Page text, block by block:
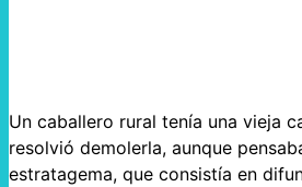
Un caballero rural tenía una vieja
resolvió demolerla, aunque
estratagema, que consistía en